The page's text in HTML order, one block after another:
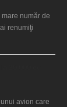
număr de
renumiţi
avion care